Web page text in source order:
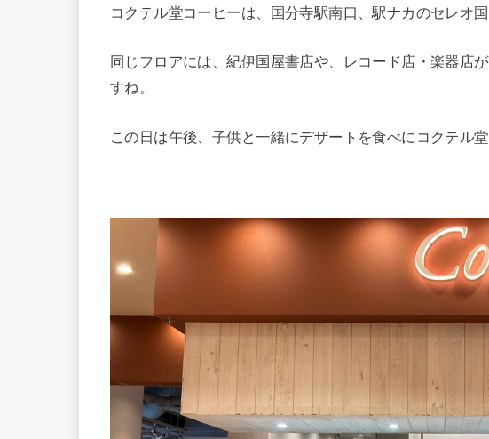
コクテル堂コーヒーは、国分寺駅南口、駅ナカのセレオ
同じフロアには、紀伊国屋書店や、レコード店・楽器店
すね。
この日は午後、子供と一緒にデザートを食べにコクテル